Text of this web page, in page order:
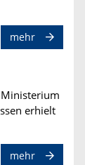
mehr
erhielt
mehr